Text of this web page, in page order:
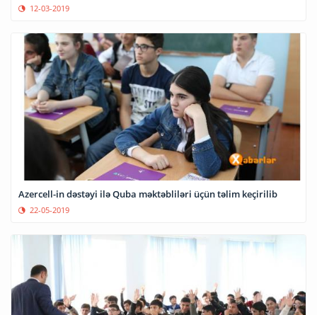
12-03-2019
Azercell-in dəstəyi ilə Quba məktəbliləri üçün təlim keçirilib
22-05-2019